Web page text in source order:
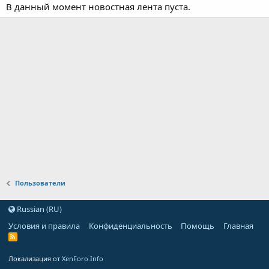
В данный момент новостная лента пуста.
Пользователи
Russian (RU)
Условия и правила
Конфиденциальность Помощь Главная
Локализация от XenForo.Info